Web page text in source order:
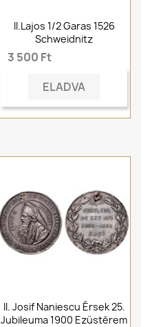
II.Lajos 1/2 Garas 1526
Schweidnitz
3 500 Ft
ELADVA
II. Josif Naniescu Érsek 25.
Jubileuma 1900 Ezüstérem